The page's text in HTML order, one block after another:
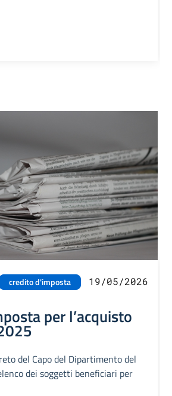
credito d'imposta 19/05/2026
per l’acquisto
del Capo del Dipartimento del
dei soggetti beneficiari per